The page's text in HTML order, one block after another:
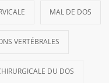
MAL DE DOS
VERTÉBRALES
DU DOS